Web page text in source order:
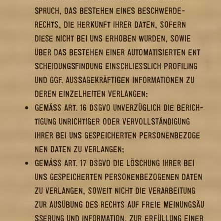
PRUCH, DAS BE­STEHEN EINES BE­SCHWER­DE­R
ECHTS, DIE HER­KUNFT IHRER DATEN, SO­FERN D
IESE NICHT BEI UNS ER­HO­BEN WUR­DEN, SOWIE Ü
BER DAS BE­STEHEN EINER AU­TO­MA­TI­SIER­TEN ENT­S
CHEI­DUNGS­FIN­DUNG EIN­SCHLIESS­LICH PRO­FI­LING UN
D GGF. AUS­SA­GE­KRÄF­TI­GEN IN­FOR­MA­TIO­NEN ZU DE
REN EIN­ZEL­HEI­TEN VER­LAN­GEN;
GEMÄSS ART. 16 DSGVO UN­VER­ZÜG­LICH DIE BE­RICH­T
I­GUNG UN­RICH­TI­GER ODER VER­VOLL­STÄN­DI­GUNG I
HRER BEI UNS GE­SPEI­CHER­TEN PER­SO­NEN­BE­ZO­GE­N
EN DATEN ZU VER­LAN­GEN;
GEMÄSS ART. 17 DSGVO DIE LÖ­SCHUNG IHRER BEI U
NS GE­SPEI­CHER­TEN PER­SO­NEN­BE­ZO­GE­NEN DATEN Z
U VER­LAN­GEN, SO­WEIT NICHT DIE VER­AR­BEI­TUNG Z
UR AUS­ÜBUNG DES RECHTS AUF FREIE MEI­NUNGS­ÄU­SS
E­RUNG UND IN­FOR­MA­TI­ON, ZUR ER­FÜL­LUNG EINER RE